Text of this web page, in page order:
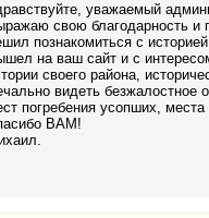
уважаемый
свою благодарность и
познакомиться с
на ваш сайт и с
своего района,
видеть безжалостное
погребения усопших,
ВАМ!